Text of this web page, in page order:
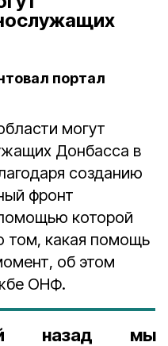
портал
могут
Донбасса в
созданию
фронт
которой
том, какая помощь
об этом
ОНФ.
назад мы